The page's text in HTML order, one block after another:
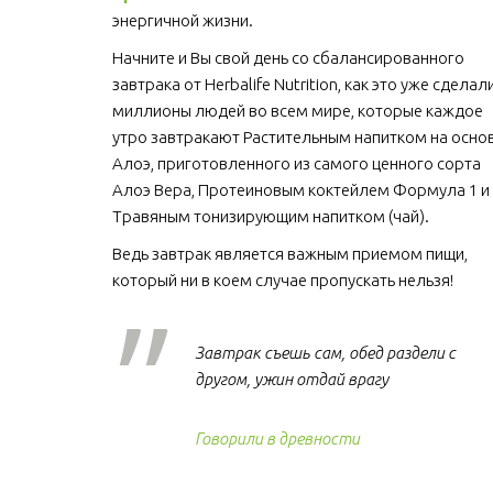
энергичной жизни.
Начните и Вы свой день со сбалансированного
завтрака от Herbalife Nutrition, как это уже
миллионы людей во всем мире, которые каждое
утро завтракают Растительным напитком на
Алоэ, приготовленного из самого ценного сорта
Алоэ Вера, Протеиновым коктейлем Формула 1 и
Травяным тонизирующим напитком (чай).
Ведь завтрак является важным приемом пищи,
который ни в коем случае пропускать нельзя!
Завтрак съешь сам, обед раздели с
другом, ужин отдай врагу
Говорили в древности